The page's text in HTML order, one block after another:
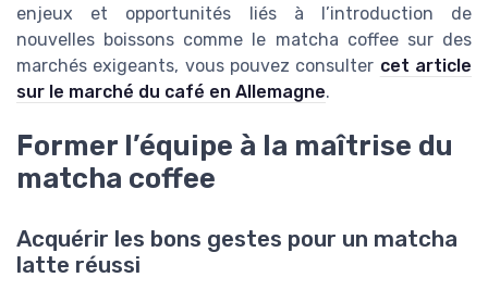
enjeux et opportunités liés à l’introduction de
nouvelles boissons comme le matcha coffee sur des
marchés exigeants, vous pouvez consulter cet article
sur le marché du café en Allemagne.
Former l’équipe à la maîtrise du
matcha coffee
Acquérir les bons gestes pour un matcha
latte réussi